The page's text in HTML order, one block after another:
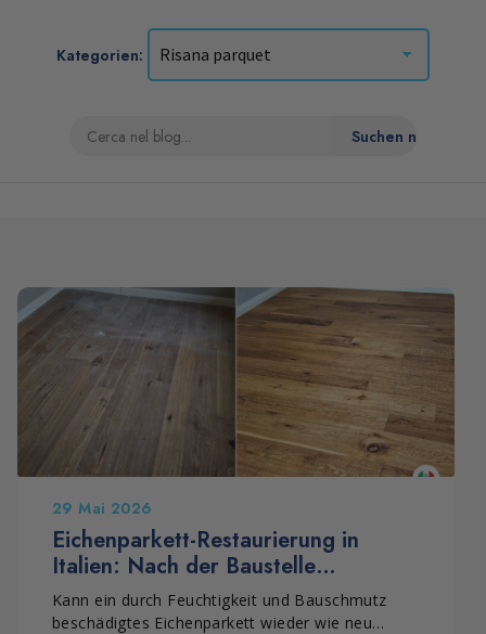
Kategorien:
29 Mai 2026
Eichenparkett-Restaurierung in
Italien: Nach der Baustelle
durchgeführte Sanierung von EASY
PARKET
Kann ein durch Feuchtigkeit und Bauschmutz
beschädigtes Eichenparkett wieder wie neu